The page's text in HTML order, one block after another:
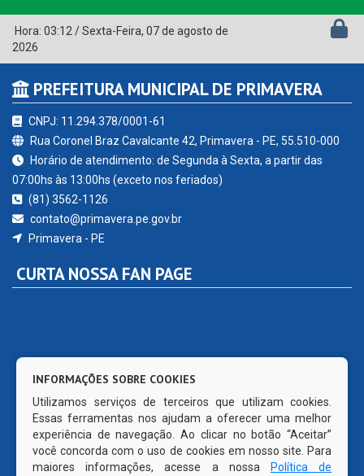
Hora: 03:12 /Sexta-Feira, 07 de agosto de
2026
PREFEITURA MUNICIPAL DE PRIMAVERA
CNPJ: 11.294.378/0001-61
Rua Coronel Braz Cavalcante 42, Primavera - PE, 55.510-000
Horário de atendimento: de Segunda à Sexta, a partir das
07:00hs às 13:00hs (exceto nos feriados)
(81) 3562-1126
contato@primavera.pe.gov.br
Primavera - PE
CURTA NOSSA FAN PAGE
INFORMAÇÕES SOBRE COOKIES
Utilizamos serviços de terceiros que utilizam cookies.
Essas ferramentas nos ajudam a oferecer uma melhor
experiência de navegação. Ao clicar no botão “Aceitar”
você concorda com o uso de cookies em nosso site. Para
maiores informações, acesse a nossa
Política de